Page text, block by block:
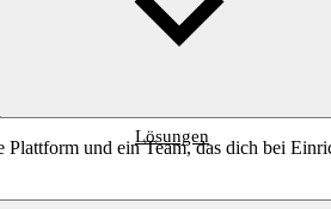
Lösungen
Plattform und ein Team, das dich bei